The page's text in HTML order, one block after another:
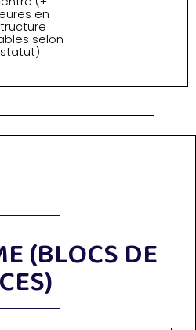
en
selon
statut)
(BLOCS DE